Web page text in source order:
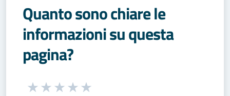
Quanto sono chiare le
informazioni su questa
pagina?
Seleziona una valutazione da 1 a 5 stelle